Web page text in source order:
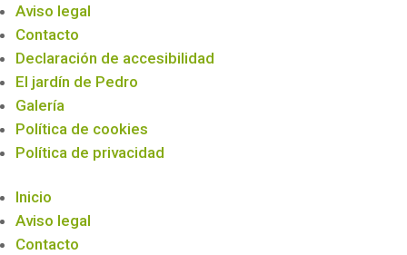
Aviso legal
Contacto
Declaración de accesibilidad
El jardín de Pedro
Galería
Política de cookies
Política de privacidad
Inicio
Aviso legal
Contacto